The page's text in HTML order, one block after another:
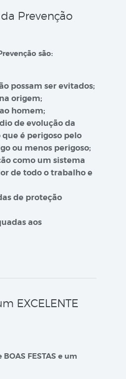
Prevenção
são:
possam ser evitados;
origem;
homem;
de evolução da
é perigoso pelo
ou menos perigoso;
como um sistema
de todo o trabalho e
de proteção
aos
EXCELENTE
FESTAS e um